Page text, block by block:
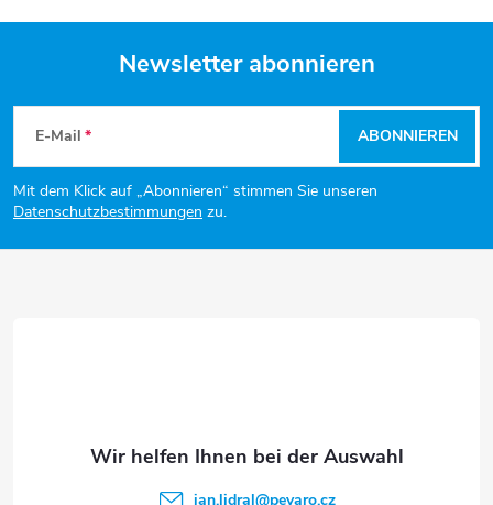
e
e
m
e
n
u
g
F
u
ß
Newsletter abonnieren
E-Mail
Mit dem Klick auf „Abonnieren“ stimmen Sie unseren
Datenschutzbestimmungen zu.
ABONNIEREN
jan.lidral@pevaro.cz